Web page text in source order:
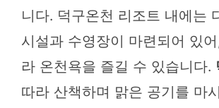
니다. 덕구온천 리조트 내에는
시설과 수영장이 마련되어 있
라 온천욕을 즐길 수 있습니다.
따라 산책하며 맑은 공기를 마